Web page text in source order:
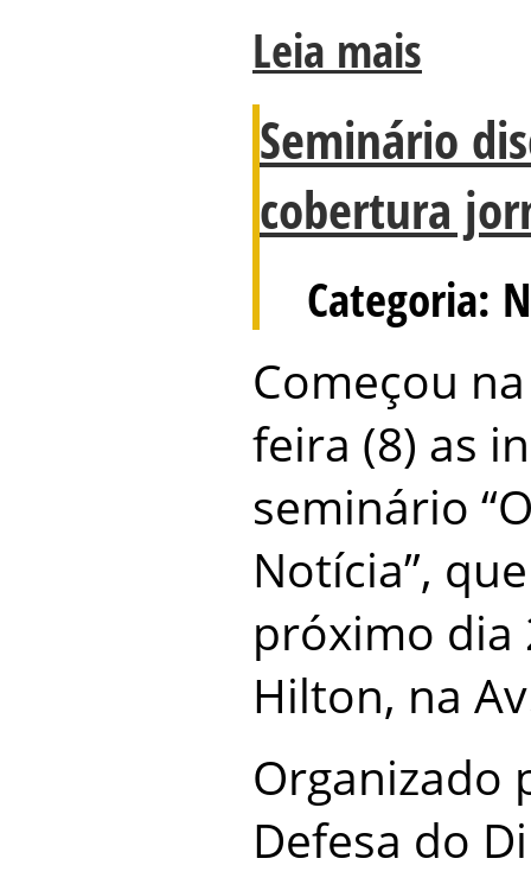
Leia mais
Seminário
cobertura
Categoria:
Começou
feira (8) as
seminário
Notícia”,
próximo dia
Hilton, na
Organizado
Defesa do